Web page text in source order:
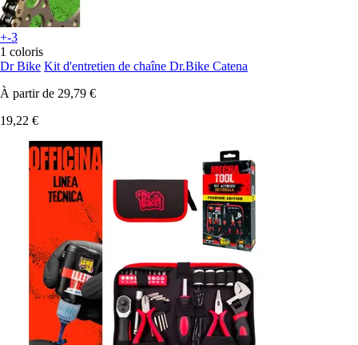
+-3
1 coloris
Dr Bike Kit d'entretien de chaîne Dr.Bike Catena
À partir de 29,79 €
19,22 €